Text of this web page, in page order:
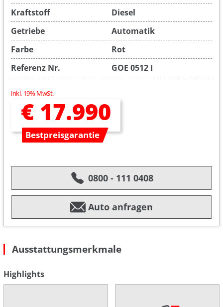
Kraftstoff
Diesel
Getriebe
Automatik
Farbe
Rot
Referenz Nr.
GOE 0512 I
inkl. 19% MwSt.
€ 17.990
Bestpreisgarantie
0800 - 111 0408
Auto anfragen
Ausstattungsmerkmale
Highlights